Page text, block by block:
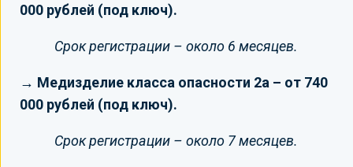
000 рублей (под ключ).
Срок регистрации – около 6 месяцев.
→ Медизделие класса опасности 2а – от 740
000 рублей (под ключ).
Срок регистрации – около 7 месяцев.